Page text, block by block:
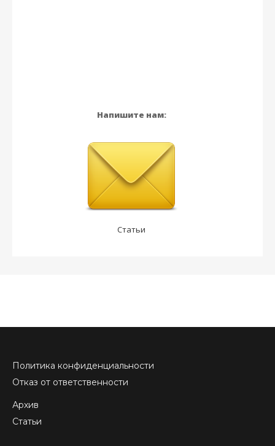
Напишите нам:
Статьи
Политика конфиденциальности
Отказ от ответственности
Архив
Статьи